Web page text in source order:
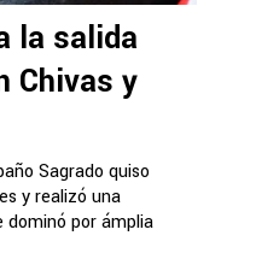
la salida
Chivas y
Sagrado quiso
y realizó una
por ámplia